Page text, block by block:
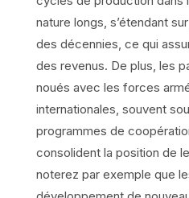
nature longs, s’étendant
des décennies, ce qui
des revenus. De plus, les
noués avec les forces
internationales, souvent
programmes de
consolident la position de
noterez par exemple que